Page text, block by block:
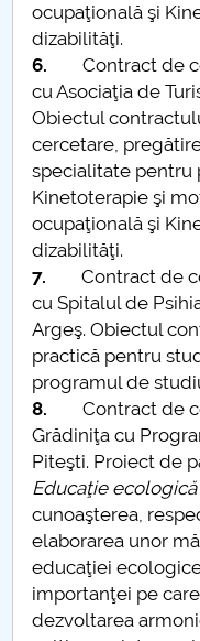
Parteneriate -
ocupaţională şi
dizabilităţi.
6.Contract de
cu Asociaţia de
Obiectul
cercetare,
specialitate
Kinetoterapie şi
ocupaţională şi
dizabilităţi.
7.Contract de
cu Spitalul de
Argeş. Obiectul
practică pentru
programul de
8.Contract de
Grădiniţa cu
Piteşti. Proiect de
Educaţie ecologică
cunoaşterea,
elaborarea unor
educaţiei
importanţei pe
dezvoltarea